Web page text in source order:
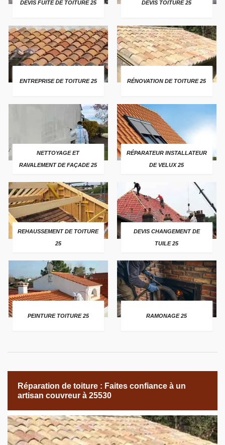
DEVIS FUITE DE TOITURE 25 DEVIS TOITURE 25
ENTREPRISE DE TOITURE 25 RÉNOVATION DE TOITURE 25
NETTOYAGE ET
RAVALEMENT DE FAÇADE 25
RÉPARATEUR INSTALLATEUR
DE VELUX 25
REHAUSSEMENT DE TOITURE
25
DEVIS CHANGEMENT DE
TUILE 25
PEINTURE TOITURE 25 RAMONAGE 25
Réparation de toiture : Faites confiance à un
artisan couvreur à 25530